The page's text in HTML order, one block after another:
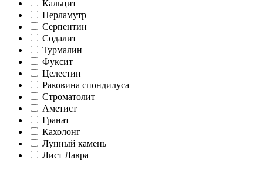
Кальцит
Перламутр
Серпентин
Содалит
Турмалин
Фуксит
Целестин
Раковина спондилуса
Cтроматолит
Аметист
Гранат
Кахолонг
Лунный камень
Лист Лавра